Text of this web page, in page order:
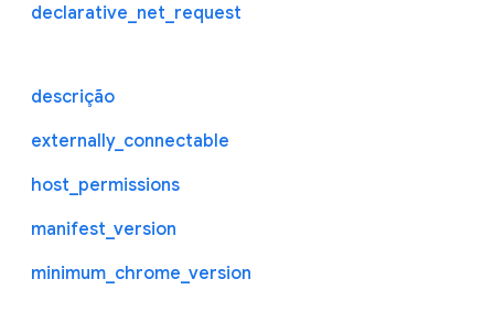
declarative_net_request
descrição
externally_connectable
host_permissions
manifest_version
minimum_chrome_version